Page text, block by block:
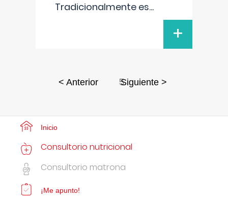
Tradicionalmente es...
+
< Anterior 5
Siguiente >
Inicio
Consultorio nutricional
Consultorio matrona
¡Me apunto!